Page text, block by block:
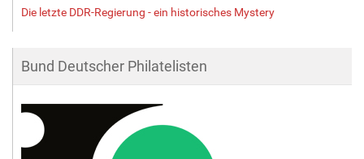
Die letzte DDR-Regierung - ein historisches Mystery
Bund Deutscher Philatelisten